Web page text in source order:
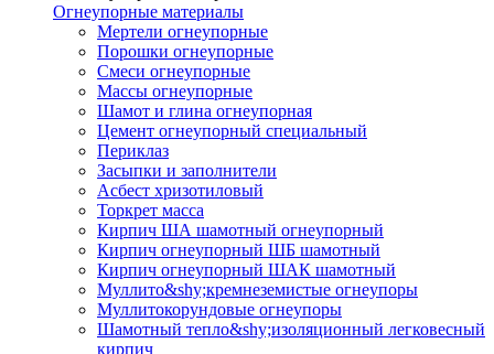
Огнеупорные материалы
Мертели огнеупорные
Порошки огнеупорные
Смеси огнеупорные
Массы огнеупорные
Шамот и глина огнеупорная
Цемент огнеупорный специальный
Периклаз
Засыпки и заполнители
Асбест хризотиловый
Торкрет масса
Кирпич ША шамотный огнеупорный
Кирпич огнеупорный ШБ шамотный
Кирпич огнеупорный ШАК шамотный
Муллито&shy;­кремнеземистые огнеупоры
Муллито­корундовые огнеупоры
Шамотный тепло&shy;изоляционный легковесный
кирпич